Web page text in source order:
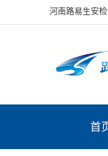
河南路易生安
首